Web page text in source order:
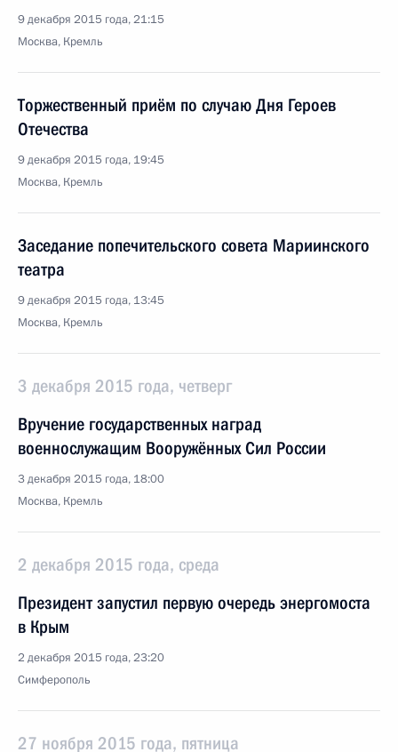
9 декабря 2015 года, 21:15
Москва, Кремль
Торжественный приём по случаю Дня Героев
Отечества
9 декабря 2015 года, 19:45
Москва, Кремль
Заседание попечительского совета Мариинского
театра
9 декабря 2015 года, 13:45
Москва, Кремль
3 декабря 2015 года, четверг
Вручение государственных наград
военнослужащим Вооружённых Сил России
3 декабря 2015 года, 18:00
Москва, Кремль
2 декабря 2015 года, среда
Президент запустил первую очередь энергомоста
в Крым
2 декабря 2015 года, 23:20
Симферополь
27 ноября 2015 года, пятница